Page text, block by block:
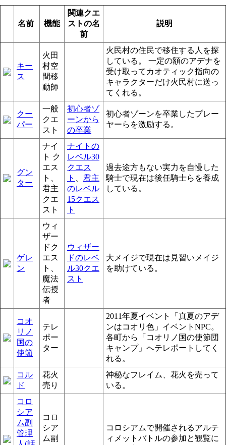
名前 機能
関連クエ
ストの名
前
説明
キー
ス
火田
村空
間移
動師
火民村の住民で移住する人を探
している。 一定の額のアデナを
受け取ってカオティック指向の
キャラクターだけ火民村に送っ
てくれる。
クー
パー
一般
クエ
スト
初心者ゾ
ーンから
の卒業
初心者ゾーンを卒業したプレー
ヤーらを激励する。
グン
ター
ナイ
ト ク
エス
ト、
君主
クエ
スト
ナイトの
レベル30
クエス
ト
君主
のレベル
15クエス
ト
過去途方もない実力を自慢した
騎士で現在は後任騎士らを養成
している。
ゲレ
ン
ウィ
ザー
ドク
エス
ト、
魔法
伝授
者
ウィザー
ドのレベ
ル30クエ
スト
大メイジで現在は見習いメイジ
を助けている。
コオ
リノ
国の
使節
テレ
ポー
ター
2011年夏イベント「真夏のアデ
ンはコオリ色」イベントNPC。
各町から「コオリノ国の使節団
キャンプ」へテレポートしてく
れる。
コル
ド
花火
売り
神秘なフレイム、花火を売って
いる。
コロ
シア
ム副
管理
コロ
シア
ム副
コロシアムで開催されるアルテ
ィメットバトルの参加と観覧に